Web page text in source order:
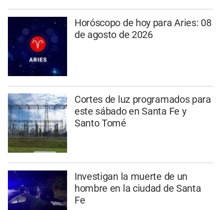
Horóscopo de hoy para Aries: 08
de agosto de 2026
Cortes de luz programados para
este sábado en Santa Fe y
Santo Tomé
Investigan la muerte de un
hombre en la ciudad de Santa
Fe